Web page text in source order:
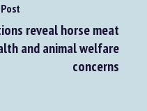
reveal horse meat
and animal welfare
concerns